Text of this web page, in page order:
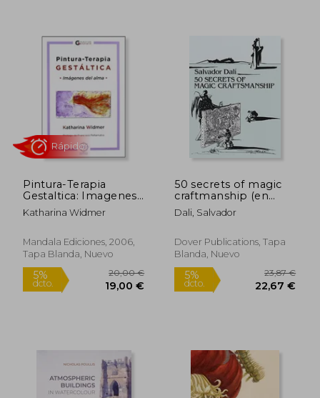
16,10 €
dcto.
18,74 €
17,80 €
5%
dcto.
Pintura-Terapia
Gestaltica: Imagenes
del Alma
Katharina Widmer
Mandala Ediciones, 2006,
Tapa Blanda, Nuevo
50 secrets of magic
craftmanship (en
Inglés)
Dali, Salvador
Dover Publications, Tapa
Blanda, Nuevo